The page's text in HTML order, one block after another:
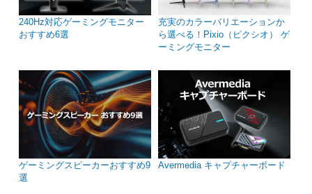
240Hz対応ゲーミングモニター
おすすめ6選
充実のカラーバリエーションか
ら選べる！Pixio（ピクシオ） ゲ
ーミングモニター
ゲーミングスピーカーおすすめ9
選
Avermedia キャプチャーボード